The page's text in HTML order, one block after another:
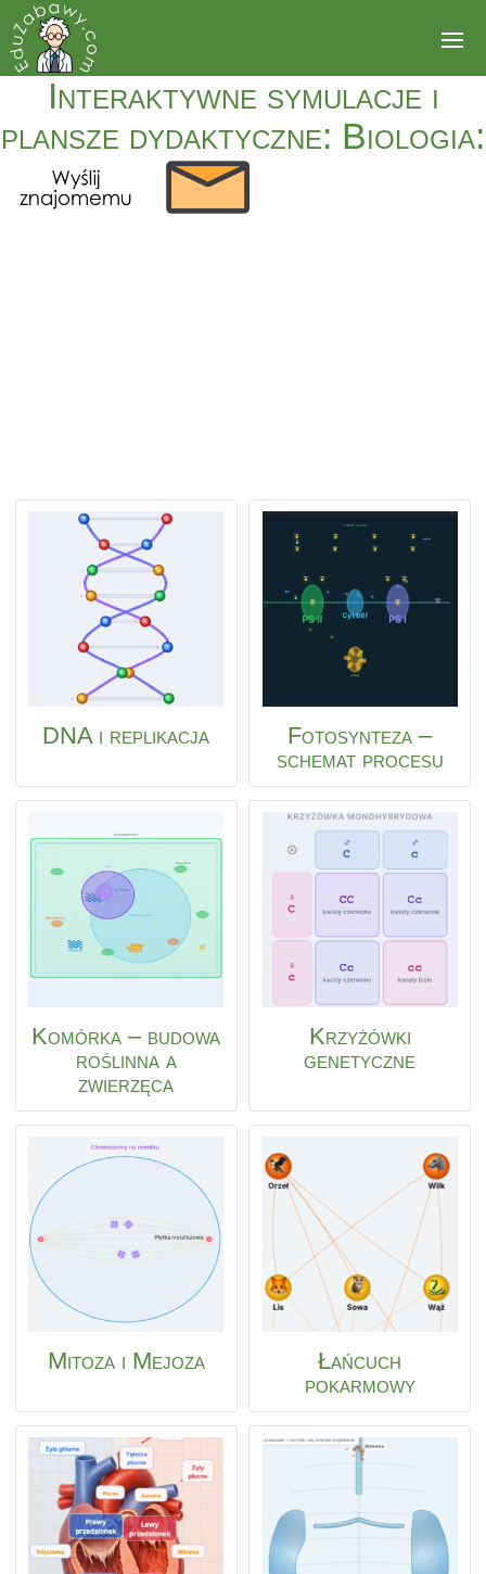
Interaktywne symulacje i
plansze dydaktyczne: Biologia:
DNA i replikacja
Fotosynteza –
schemat procesu
Komórka – budowa
roślinna a
zwierzęca
Krzyżówki
genetyczne
Mitoza i Mejoza
Łańcuch
pokarmowy